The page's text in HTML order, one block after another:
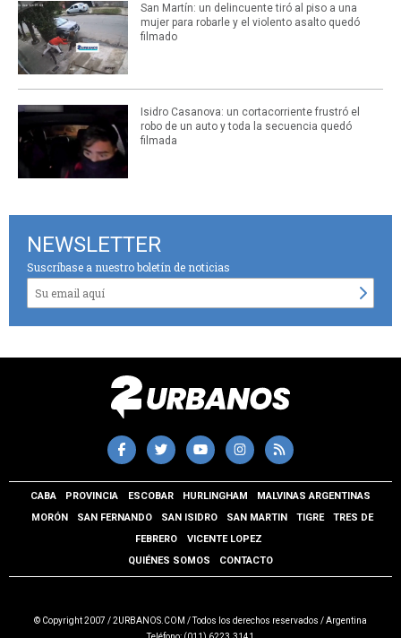
San Martín: un delincuente tiró al piso a una
mujer para robarle y el violento asalto quedó
filmado
Isidro Casanova: un cortacorriente frustró el
robo de un auto y toda la secuencia quedó
filmada
NEWSLETTER
Suscríbase a nuestro boletín de noticias
CABA PROVINCIA ESCOBAR HURLINGHAM
MALVINAS ARGENTINAS
MORÓN
SAN FERNANDO SAN ISIDRO SAN MARTIN TIGRE
TRES DE
FEBRERO
VICENTE LOPEZ
QUIÉNES SOMOS
CONTACTO
© Copyright 2007 / 2URBANOS.COM / Todos los derechos reservados / Argentina